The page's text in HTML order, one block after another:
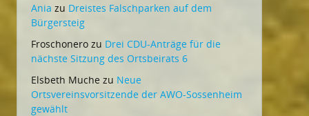
Ania zu Dreistes Falschparken auf dem
Bürgersteig
Froschonero zu Drei CDU-Anträge für die
nächste Sitzung des Ortsbeirats 6
Elsbeth Muche zu Neue
Ortsvereinsvorsitzende der AWO-Sossenheim
gewählt